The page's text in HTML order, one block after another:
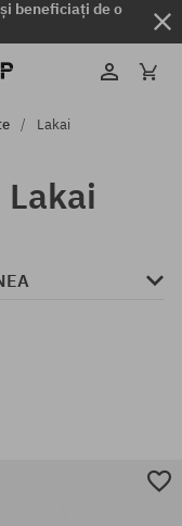
beneficiați de o
Lakai